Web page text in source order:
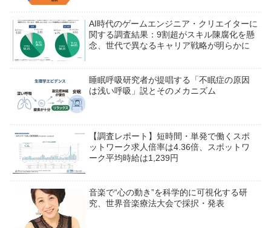
AI時代のゲームエンジニア・クリエイターに
関する調査結果：9割超がスキル陳腐化を懸
念、世代で異なるキャリア戦略が明らかに
睡眠呼吸研究者が提唱する「不眠症の原因
は浅い呼吸」説とそのメカニズム
【調査レポート】短時間・単発で働くスポ
ットワーク求人倍率は4.36倍、スポットワ
ーク平均時給は1,239円
音楽で“心の動き”を科学的に可視化する研
究、世界音楽療法大会で採択・発表